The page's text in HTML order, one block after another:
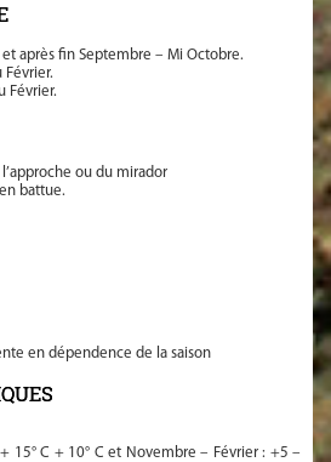
après fin Septembre – Mi Octobre.
Février.
Février.
ou du mirador
battue.
en dépendence de la saison
15° C + 10° C et Novembre – Février : +5 –